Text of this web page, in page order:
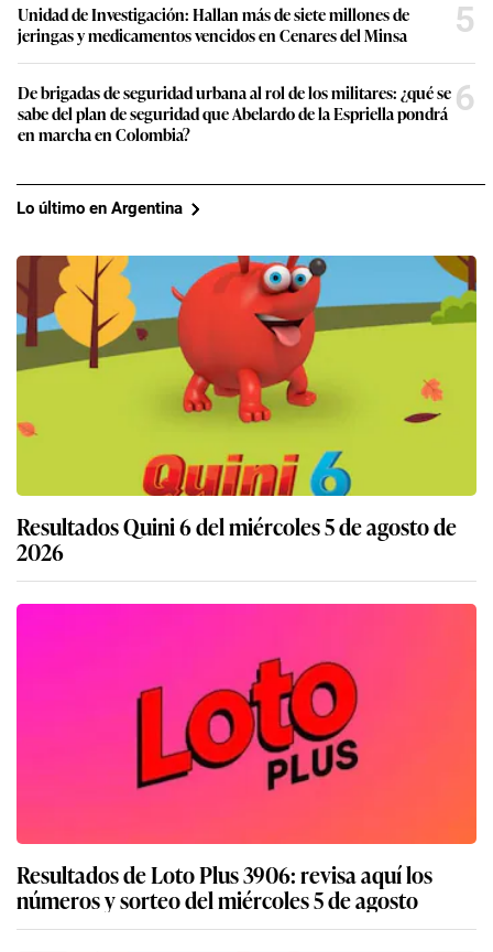
Unidad de Investigación: Hallan más de siete millones de
jeringas y medicamentos vencidos en Cenares del Minsa
5
De brigadas de seguridad urbana al rol de los militares: ¿qué se
sabe del plan de seguridad que Abelardo de la Espriella pondrá
en marcha en Colombia?
6
Lo último en Argentina
Resultados Quini 6 del miércoles 5 de agosto de
2026
Resultados de Loto Plus 3906: revisa aquí los
números y sorteo del miércoles 5 de agosto